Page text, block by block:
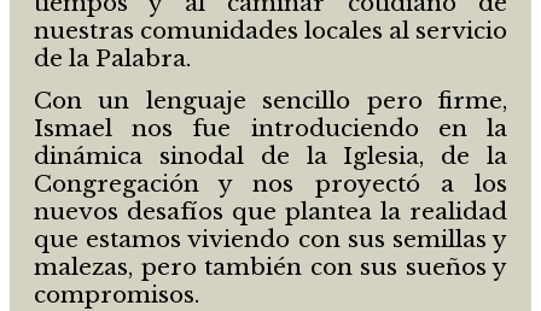
nuestras comunidades locales al servicio
de la Palabra.
Con un lenguaje sencillo pero firme,
Ismael nos fue introduciendo en la
dinámica sinodal de la Iglesia, de la
Congregación y nos proyectó a los
nuevos desafíos que plantea la realidad
que estamos viviendo con sus semillas y
malezas, pero también con sus sueños y
compromisos.